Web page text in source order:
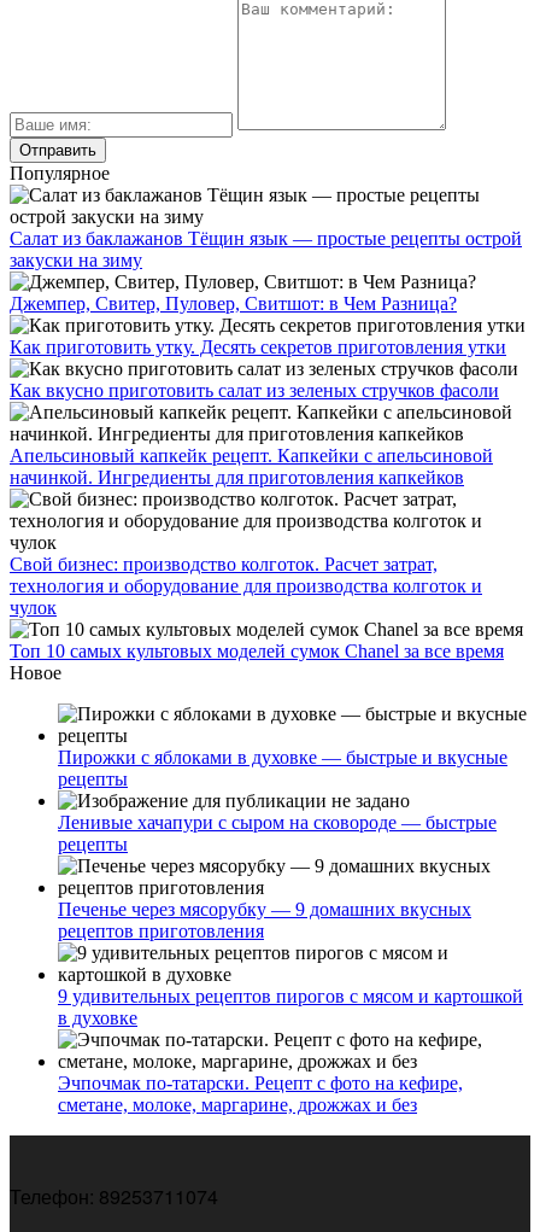
Популярное
Салат из баклажанов Тёщин язык — простые рецепты острой
закуски на зиму
Джемпер, Свитер, Пуловер, Свитшот: в Чем Разница?
Как приготовить утку. Десять секретов приготовления утки
Как вкусно приготовить салат из зеленых стручков фасоли
Апельсиновый капкейк рецепт. Капкейки с апельсиновой
начинкой. Ингредиенты для приготовления капкейков
Свой бизнес: производство колготок. Расчет затрат,
технология и оборудование для производства колготок и
чулок
Топ 10 самых культовых моделей сумок Chanel за все время
Новое
Пирожки с яблоками в духовке — быстрые и вкусные
рецепты
Ленивые хачапури с сыром на сковороде — быстрые
рецепты
Печенье через мясорубку — 9 домашних вкусных
рецептов приготовления
9 удивительных рецептов пирогов с мясом и картошкой
в духовке
Эчпочмак по-татарски. Рецепт с фото на кефире,
сметане, молоке, маргарине, дрожжах и без
Телефон: 89253711074